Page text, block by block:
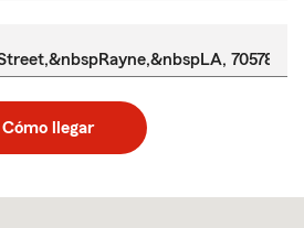
Cómo llegar
to